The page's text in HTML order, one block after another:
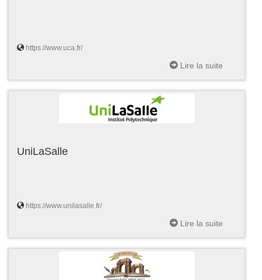
https://www.uca.fr/
Lire la suite
UniLaSalle
https://www.unilasalle.fr/
Lire la suite